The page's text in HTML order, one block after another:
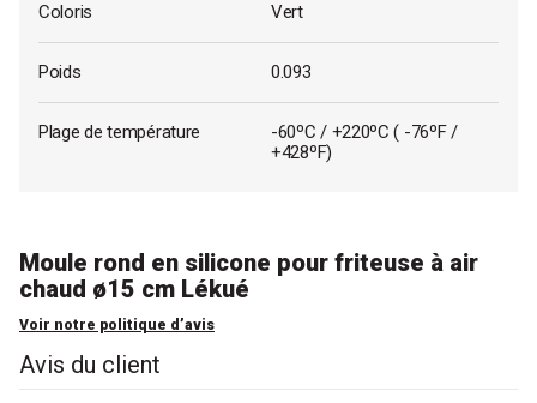
Coloris Vert
Poids 0.093
Plage de température
-60ºC / +220ºC ( -76ºF /
+428ºF)
Moule rond en silicone pour friteuse à air
chaud ø15 cm Lékué
Voir notre politique d’avis
Avis du client